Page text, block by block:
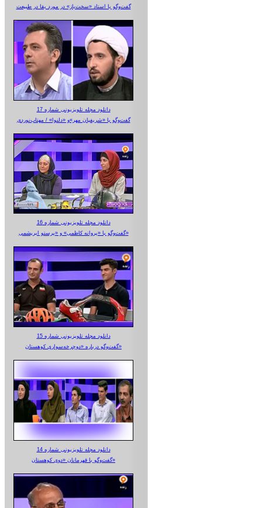
گفت‌وگو با استاد «سخت‌باز» در مورد بقا در طبیعت
دانلود مجله تلویزیونی شماره 17
گفت‌وگو با «شریفیان مهر»‌و «دلنوا» / مهتاب‌نوردی
دانلود مجله تلویزیونی شماره 16
گفت‌وگو با «پروانه کاظمی» و «پرستو‌ ابریشمی»
دانلود مجله تلویزیونی شماره 15
گفت‌وگو درباره «دوچرخه‌سواری کوهستان»
دانلود مجله تلویزیونی شماره 14
گفت‌وگو با قهرمانان «دوی کوهستان»